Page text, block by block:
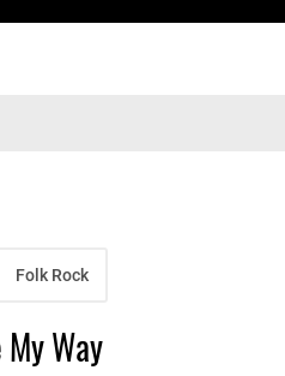
Folk Rock
Way